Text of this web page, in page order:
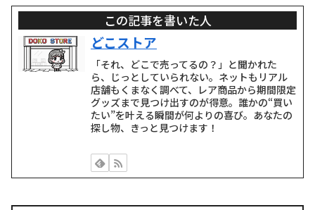
この記事を書いた人
どこストア
「それ、どこで売ってるの？」と聞かれた
ら、じっとしていられない。ネットもリアル
店舗もくまなく調べて、レア商品から期間限定
グッズまで見つけ出すのが得意。誰かの“買い
たい”を叶える瞬間が何よりの喜び。あなたの
探し物、きっと見つけます！